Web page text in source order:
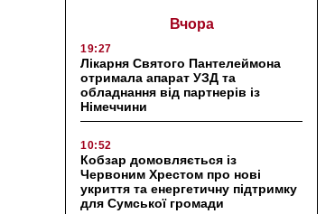
Вчора
19:27
Лікарня Святого Пантелеймона
отримала апарат УЗД та
обладнання від партнерів із
Німеччини
10:52
Кобзар домовляється із
Червоним Хрестом про нові
укриття та енергетичну підтримку
для Сумської громади